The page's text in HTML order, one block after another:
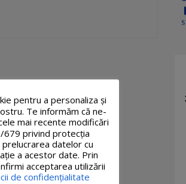
pentru a personaliza și
Te informăm că ne-
mai recente modificări
679 privind protecția
datelor cu
a acestor date. Prin
acceptarea utilizării
de confidențialitate